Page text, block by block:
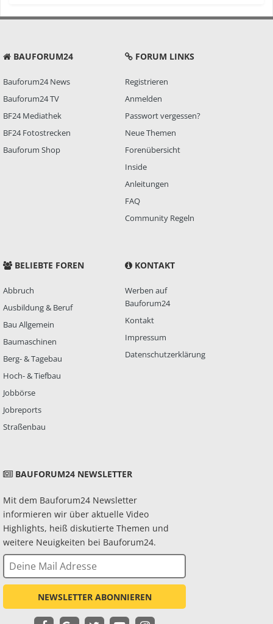
BAUFORUM24
Bauforum24 News
Bauforum24 TV
BF24 Mediathek
BF24 Fotostrecken
Bauforum Shop
FORUM LINKS
Registrieren
Anmelden
Passwort vergessen?
Neue Themen
Forenübersicht
Inside
Anleitungen
FAQ
Community Regeln
BELIEBTE FOREN
Abbruch
Ausbildung & Beruf
Bau Allgemein
Baumaschinen
Berg- & Tagebau
Hoch- & Tiefbau
Jobbörse
Jobreports
Straßenbau
KONTAKT
Werben auf
Bauforum24
Kontakt
Impressum
Datenschutzerklärung
BAUFORUM24 NEWSLETTER
Mit dem Bauforum24 Newsletter
informieren wir über aktuelle Video
Highlights, heiß diskutierte Themen und
weitere Neuigkeiten bei Bauforum24.
NEWSLETTER ABONNIEREN